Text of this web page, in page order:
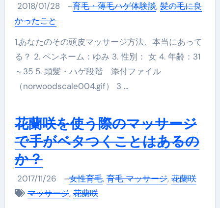
2018/01/28 –育毛・薄毛ハゲ体験談,髪の毛に良
かったこと
1.あなたのその頭皮マッサージ方法、本当にあって
る？ 2. ペンネーム：ゆみ 3. 性別： 女 4. 年齢：31
～35 5. 頭髪・ハゲ段階 添付ファイル
（norwoodscale004.gif） 3 …
花蘭咲を使う際のマッサージ
で手がベタつくことはあるの
か？
2017/11/26 –女性育毛,育毛 マッサージ,花蘭咲
マッサージ,花蘭咲